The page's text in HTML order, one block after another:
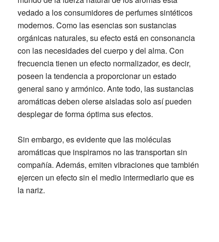
vedado a los consumidores de perfumes sintéticos
modernos. Como las esencias son sustancias
orgánicas naturales, su efecto está en consonancia
con las necesidades del cuerpo y del alma. Con
frecuencia tienen un efecto normalizador, es decir,
poseen la tendencia a proporcionar un estado
general sano y armónico. Ante todo, las sustancias
aromáticas deben olerse aisladas solo así pueden
desplegar de forma óptima sus efectos.
Sin embargo, es evidente que las moléculas
aromáticas que inspiramos no las transportan sin
compañía. Además, emiten vibraciones que también
ejercen un efecto sin el medio intermediario que es
la nariz.